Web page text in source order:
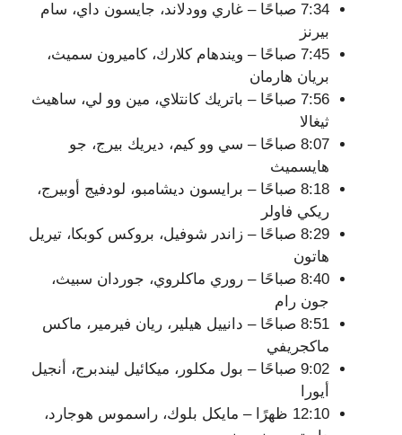
7:34 صباحًا – غاري وودلاند، جايسون داي، سام
بيرنز
7:45 صباحًا – ويندهام كلارك، كاميرون سميث،
بريان هارمان
7:56 صباحًا – باتريك كانتلاي، مين وو لي، ساهيث
ثيغالا
8:07 صباحًا – سي وو كيم، ديريك بيرج، جو
هايسميث
8:18 صباحًا – برايسون ديشامبو، لودفيج أوبيرج،
ريكي فاولر
8:29 صباحًا – زاندر شوفيل، بروكس كوبكا، تيريل
هاتون
8:40 صباحًا – روري ماكلروي، جوردان سبيث،
جون رام
8:51 صباحًا – دانييل هيلير، ريان فيرمير، ماكس
ماكجريفي
9:02 صباحًا – بول مكلور، ميكائيل ليندبرج، أنجيل
أيورا
12:10 ظهرًا – مايكل بلوك، راسموس هوجارد،